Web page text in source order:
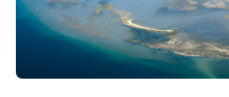
English
Meer over het